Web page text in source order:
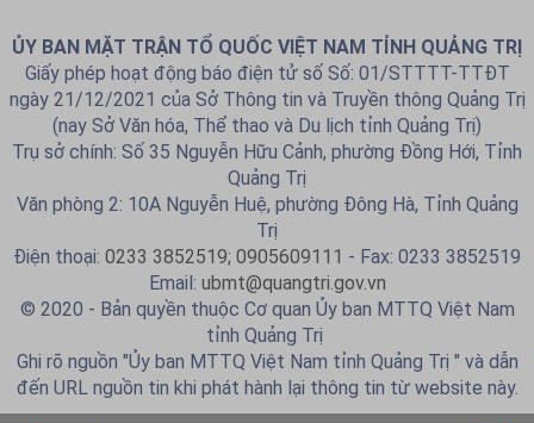
ỦY BAN MẶT TRẬN TỔ QUỐC VIỆT NAM TỈNH QUẢNG TRỊ
Giấy phép hoạt động báo điện tử số Số: 01/STTTT-TTĐT
ngày 21/12/2021 của Sở Thông tin và Truyền thông Quảng Trị
(nay Sở Văn hóa, Thể thao và Du lịch tỉnh Quảng Trị)
Trụ sở chính: Số 35 Nguyễn Hữu Cảnh, phường Đồng Hới, Tỉnh
Quảng Trị
Văn phòng 2: 10A Nguyễn Huệ, phường Đông Hà, Tỉnh Quảng
Trị
Điện thoại: 0233 3852519; 0905609111 - Fax: 0233 3852519
Email: ubmt@quangtri.gov.vn
© 2020 - Bản quyền thuộc Cơ quan Ủy ban MTTQ Việt Nam
tỉnh Quảng Trị
Ghi rõ nguồn "Ủy ban MTTQ Việt Nam tỉnh Quảng Trị " và dẫn
đến URL nguồn tin khi phát hành lại thông tin từ website này.